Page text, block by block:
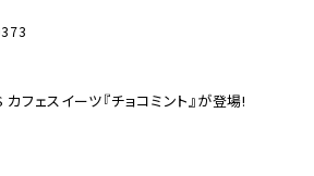
カフェスイーツ『チョコミント』が登場!